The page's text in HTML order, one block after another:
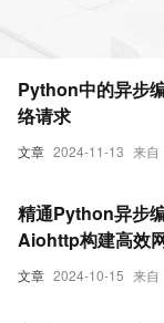
文章 2024-11-13 来自
Python中的异步
络请求
文章 2024-10-15 来自
精通Python异步
Aiohttp构建高效